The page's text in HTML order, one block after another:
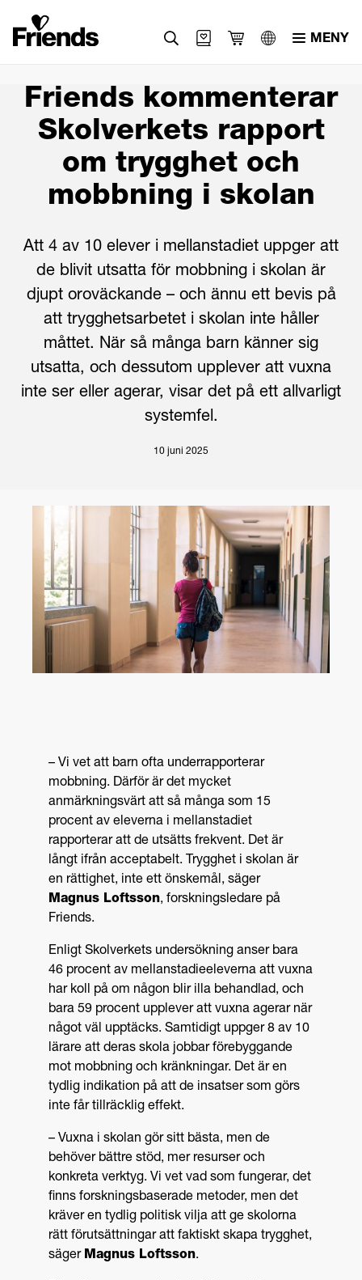
العربية
MENY
Friends kommenterar
Skolverkets rapport
om trygghet och
mobbning i skolan
Att 4 av 10 elever i mellanstadiet uppger att
de blivit utsatta för mobbning i skolan är
djupt oroväckande – och ännu ett bevis på
att trygghetsarbetet i skolan inte håller
måttet. När så många barn känner sig
utsatta, och dessutom upplever att vuxna
inte ser eller agerar, visar det på ett allvarligt
systemfel.
10 juni 2025
– Vi vet att barn ofta underrapporterar
mobbning. Därför är det mycket
anmärkningsvärt att så många som 15
procent av eleverna i mellanstadiet
rapporterar att de utsätts frekvent. Det är
långt ifrån acceptabelt. Trygghet i skolan är
en rättighet, inte ett önskemål, säger
Magnus Loftsson, forskningsledare på
Friends.
Enligt Skolverkets undersökning anser bara
46 procent av mellanstadieeleverna att vuxna
har koll på om någon blir illa behandlad, och
bara 59 procent upplever att vuxna agerar när
något väl upptäcks. Samtidigt uppger 8 av 10
lärare att deras skola jobbar förebyggande
mot mobbning och kränkningar. Det är en
tydlig indikation på att de insatser som görs
inte får tillräcklig effekt.
– Vuxna i skolan gör sitt bästa, men de
behöver bättre stöd, mer resurser och
konkreta verktyg. Vi vet vad som fungerar, det
finns forskningsbaserade metoder, men det
kräver en tydlig politisk vilja att ge skolorna
rätt förutsättningar att faktiskt skapa trygghet,
säger Magnus Loftsson.